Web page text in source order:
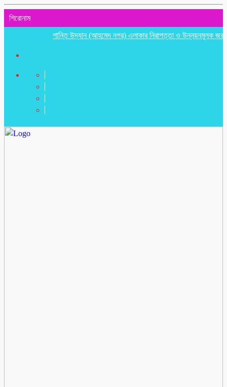
শিরোনাম
শান্তি উদ্যান (আহমেদ নগর) এলাকার নিরাপত্তা ও উন্নয়নমূলক জরুরি সভা